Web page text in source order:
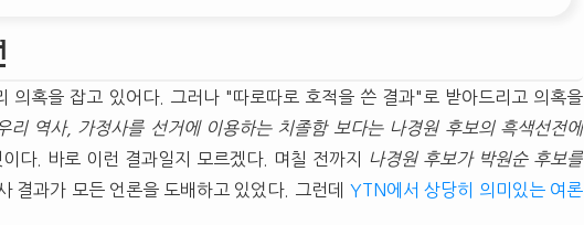
의혹을 잡고 있어다. 그러나 "따로따로 호적을 쓴 결과"로 받아드리고 의혹을
리 역사, 가정사를 선거에 이용하는 치졸함 보다는 나경원 후보의 흑색선전에
다. 바로 이런 결과일지 모르겠다. 며칠 전까지
나경원 후보가 박원순 후보를
결과가 모든 언론을 도배하고 있었다. 그런데 YTN에서 상당히 의미있는 여론